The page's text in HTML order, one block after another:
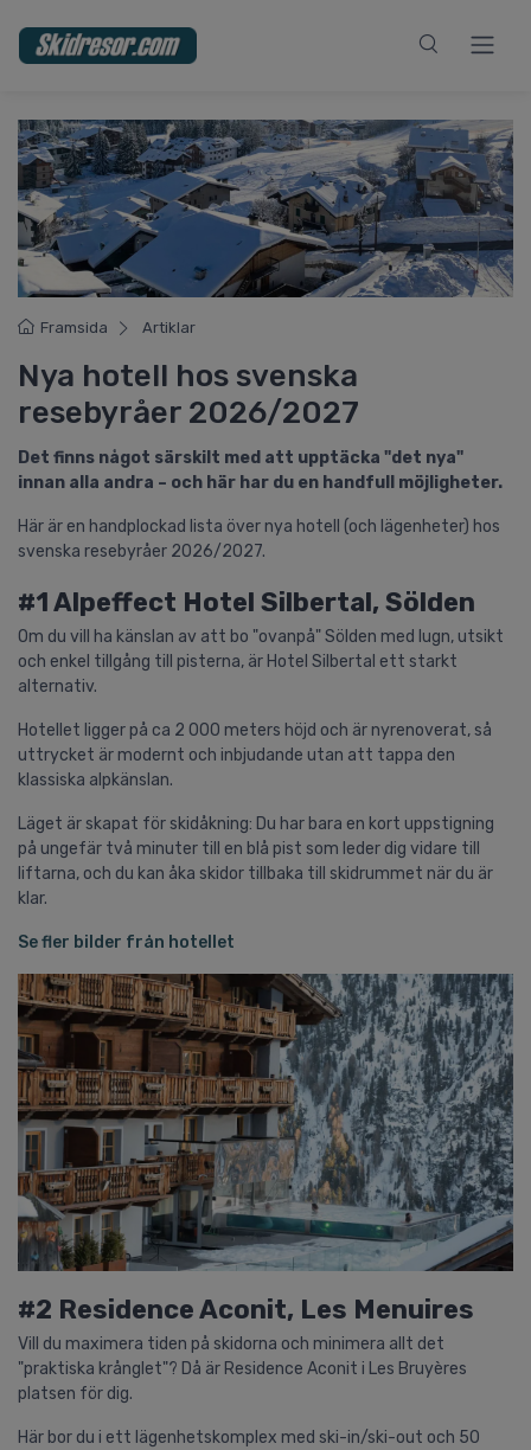
Framsida Artiklar
Nya hotell hos svenska
resebyråer 2026/2027
Det finns något särskilt med att upptäcka "det nya"
innan alla andra – och här har du en handfull möjligheter.
Här är en handplockad lista över nya hotell (och lägenheter) hos
svenska resebyråer 2026/2027.
#1 Alpeffect Hotel Silbertal, Sölden
Om du vill ha känslan av att bo "ovanpå" Sölden med lugn, utsikt
och enkel tillgång till pisterna, är Hotel Silbertal ett starkt
alternativ.
Hotellet ligger på ca 2 000 meters höjd och är nyrenoverat, så
uttrycket är modernt och inbjudande utan att tappa den
klassiska alpkänslan.
Läget är skapat för skidåkning: Du har bara en kort uppstigning
på ungefär två minuter till en blå pist som leder dig vidare till
liftarna, och du kan åka skidor tillbaka till skidrummet när du är
klar.
Se fler bilder från hotellet
#2 Residence Aconit, Les Menuires
Vill du maximera tiden på skidorna och minimera allt det
"praktiska krånglet"? Då är Residence Aconit i Les Bruyères
platsen för dig.
Här bor du i ett lägenhetskomplex med ski-in/ski-out och 50